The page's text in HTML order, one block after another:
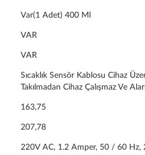
Var(1 Adet) 400 Ml
VAR
VAR
Sıcaklık Sensör Kablosu Cihaz
Takılmadan Cihaz Çalışmaz Ve
163,75
207,78
220V AC, 1.2 Amper, 50 / 60 Hz,